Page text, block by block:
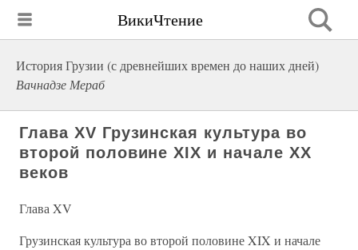
ВикиЧтение
История Грузии (с древнейших времен до наших дней)
Вачнадзе Мераб
Глава XV Грузинская культура во
второй половине XIX и начале XX
веков
Глава XV
Грузинская культура во второй половине XIX и начале